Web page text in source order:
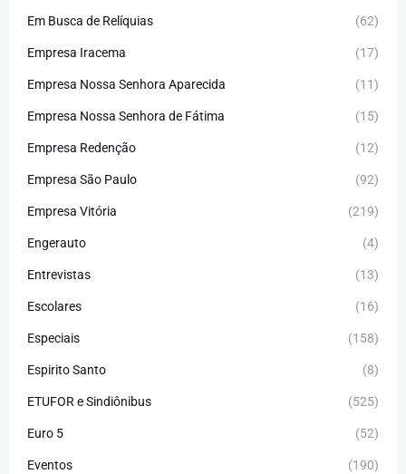
Em Busca de Relíquias (62)
Empresa Iracema (17)
Empresa Nossa Senhora Aparecida (11)
Empresa Nossa Senhora de Fátima (15)
Empresa Redenção (12)
Empresa São Paulo (92)
Empresa Vitória (219)
Engerauto (4)
Entrevistas (13)
Escolares (16)
Especiais (158)
Espirito Santo (8)
ETUFOR e Sindiônibus (525)
Euro 5 (52)
Eventos (190)